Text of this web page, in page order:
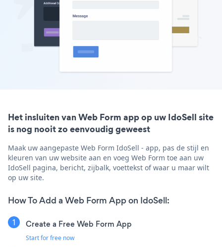
Het insluiten van Web Form app op uw IdoSell site
is nog nooit zo eenvoudig geweest
Maak uw aangepaste Web Form IdoSell - app, pas de stijl en
kleuren van uw website aan en voeg Web Form toe aan uw
IdoSell pagina, bericht, zijbalk, voettekst of waar u maar wilt
op uw site.
How To Add a Web Form App on IdoSell:
Create a Free Web Form App
Start for free now